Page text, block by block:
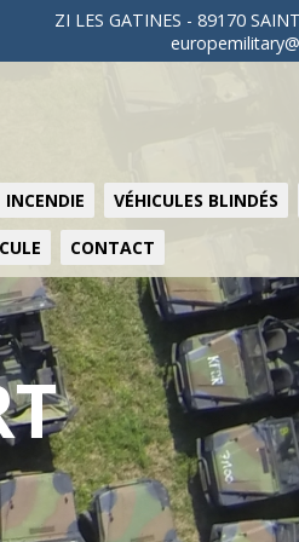
ZI LES GATINES - 89170
INCENDIE VÉHICULES BLINDÉS
CONTACT